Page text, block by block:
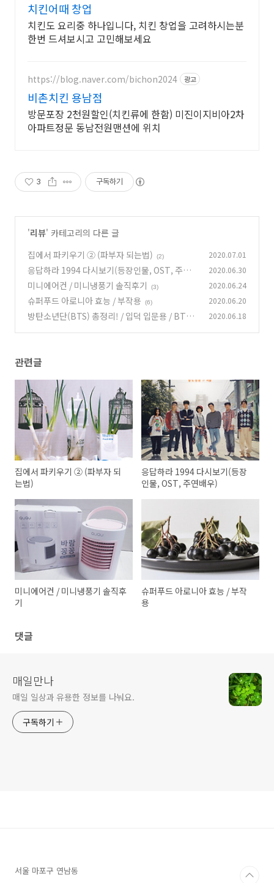
치킨어때 창업
치킨도 요리중 하나입니다, 치킨 창업을 고려하시는분
한번 드셔보시고 고민해보세요
https://blog.naver.com/bichon2024 광고
비촌치킨 용남점
방문포장 2천원할인(치킨류에 한함) 미진이지비아2차
아파트정문 동남전원맨션에 위치
3 구독하기
'리뷰' 카테고리의 다른 글
집에서 파키우기 ② (파부자 되는법)
(2) 2020.07.01
응답하라 1994 다시보기(등장인물, OST, 주연
배우)
(1)
2020.06.30
미니에어컨 / 미니냉풍기 솔직후기 (3) 2020.06.24
슈퍼푸드 아로니아 효능 / 부작용 (6) 2020.06.20
방탄소년단(BTS) 총정리! / 입덕 입문용 / BTS
2020.06.18
관련글
집에서 파키우기 ② (파부자 되
는법)
응답하라 1994 다시보기(등장
인물, OST, 주연배우)
미니에어컨 / 미니냉풍기 솔직후
기
슈퍼푸드 아로니아 효능 / 부작
용
댓글
매일만나
매일 일상과 유용한 정보를 나눠요.
구독하기
서울 마포구 연남동